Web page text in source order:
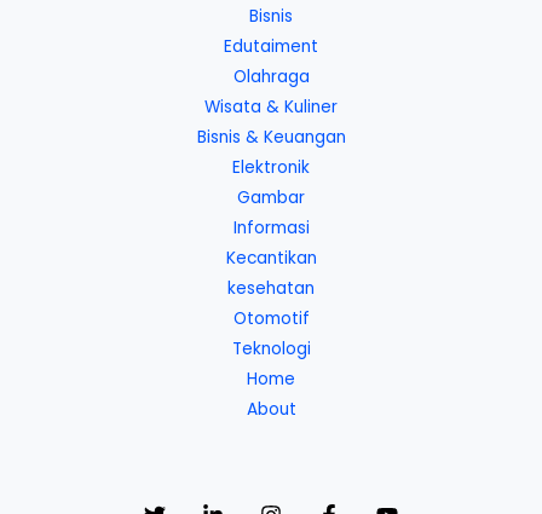
Bisnis
Edutaiment
Olahraga
Wisata & Kuliner
Bisnis & Keuangan
Elektronik
Gambar
Informasi
Kecantikan
kesehatan
Otomotif
Teknologi
Home
About